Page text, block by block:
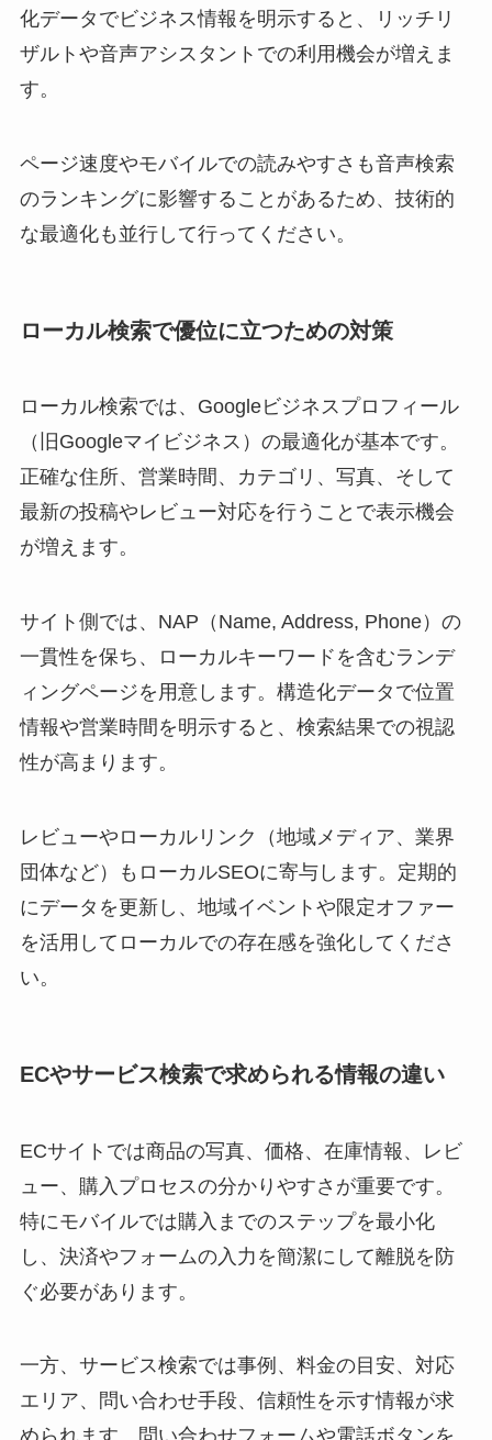
化データでビジネス情報を明示すると、リッチリ
ザルトや音声アシスタントでの利用機会が増えま
す。
ページ速度やモバイルでの読みやすさも音声検索
のランキングに影響することがあるため、技術的
な最適化も並行して行ってください。
ローカル検索で優位に立つための対策
ローカル検索では、Googleビジネスプロフィール
（旧Googleマイビジネス）の最適化が基本です。
正確な住所、営業時間、カテゴリ、写真、そして
最新の投稿やレビュー対応を行うことで表示機会
が増えます。
サイト側では、NAP（Name, Address, Phone）の
一貫性を保ち、ローカルキーワードを含むランデ
ィングページを用意します。構造化データで位置
情報や営業時間を明示すると、検索結果での視認
性が高まります。
レビューやローカルリンク（地域メディア、業界
団体など）もローカルSEOに寄与します。定期的
にデータを更新し、地域イベントや限定オファー
を活用してローカルでの存在感を強化してくださ
い。
ECやサービス検索で求められる情報の違い
ECサイトでは商品の写真、価格、在庫情報、レビ
ュー、購入プロセスの分かりやすさが重要です。
特にモバイルでは購入までのステップを最小化
し、決済やフォームの入力を簡潔にして離脱を防
ぐ必要があります。
一方、サービス検索では事例、料金の目安、対応
エリア、問い合わせ手段、信頼性を示す情報が求